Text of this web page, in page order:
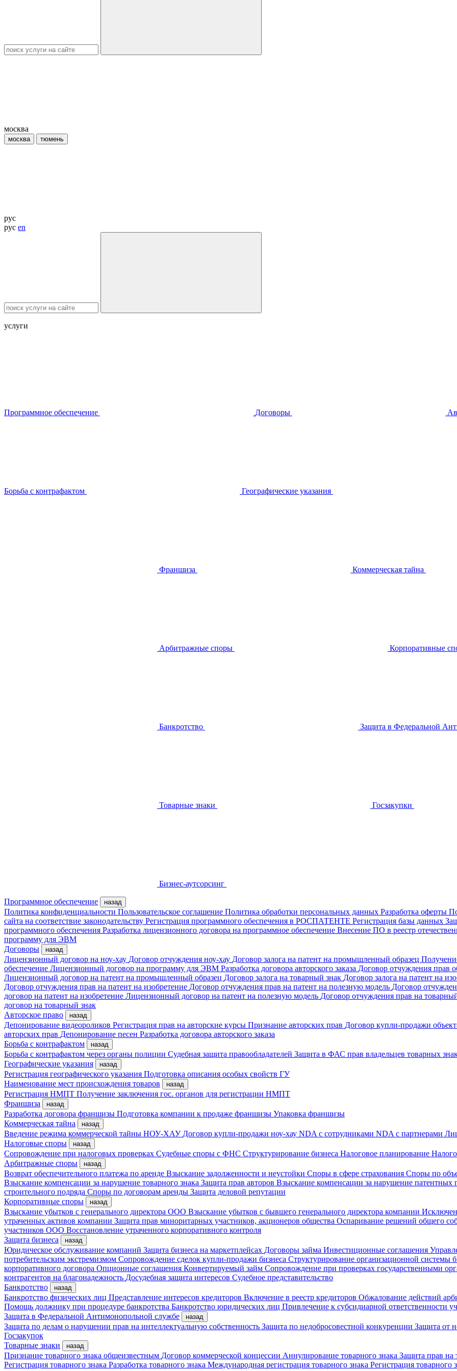
москва
москва тюмень
рус
рус en
услуги
Программное обеспечение Договоры
Борьба с контрафактом Географические указания
Франшиза Коммерческая тайна
Арбитражные споры Корпоративные
Банкротство Защита в Федеральной
Товарные знаки Госзакупки
Бизнес-аутсорсинг
Программное обеспечение назад
Политика конфиденциальности Пользовательское соглашение Политика обработки персональных данных Разработка оферты
сайта на соответствие законодательству Регистрация программного обеспечения в РОСПАТЕНТЕ Регистрация базы данных
программного обеспечения Разработка лицензионного договора на программное обеспечение Внесение ПО в реестр
программу для ЭВМ
Договоры
назад
Лицензионный договор на ноу-хау Договор отчуждения ноу-хау Договор залога на патент на промышленный образец
обеспечение Лицензионный договор на программу для ЭВМ Разработка договора авторского заказа Договор отчуждения прав
Лицензионный договор на патент на промышленный образец Договор залога на товарный знак Договор залога на патент на
Договор отчуждения прав на патент на изобретение Договор отчуждения прав на патент на полезную модель Договор
договор на патент на изобретение Лицензионный договор на патент на полезную модель Договор отчуждения прав на
договор на товарный знак
Авторское право
назад
Депонирование видеороликов Регистрация прав на авторские курсы Признание авторских прав Договор купли-продажи
авторских прав Депонирование песен Разработка договора авторского заказа
Борьба с контрафактом
назад
Борьба с контрафактом через органы полиции Судебная защита правообладателей Защита в ФАС прав владельцев товарных
Географические указания
назад
Регистрация географического указания Подготовка описания особых свойств ГУ
Наименование мест происхождения товаров
назад
Регистрация НМПТ Получение заключения гос. органов для регистрации НМПТ
Франшиза
назад
Разработка договора франшизы Подготовка компании к продаже франшизы Упаковка франшизы
Коммерческая тайна
назад
Введение режима коммерческой тайны НОУ-ХАУ Договор купли-продажи ноу-хау NDA с сотрудниками NDA с партнерами
Налоговые споры
назад
Сопровождение при налоговых проверках Судебные споры с ФНС Структурирование бизнеса Налоговое планирование
Арбитражные споры
назад
Возврат обеспечительного платежа по аренде Взыскание задолженности и неустойки Споры в сфере страхования Споры по
Взыскание компенсации за нарушение товарного знака Защита прав авторов Взыскание компенсации за нарушение патентных
строительного подряда Споры по договорам аренды Защита деловой репутации
Корпоративные споры
назад
Взыскание убытков с генерального директора ООО Взыскание убытков с бывшего генерального директора компании
утраченных активов компании Защита прав миноритарных участников, акционеров общества Оспаривание решений общего
участников ООО Восстановление утраченного корпоративного контроля
Защита бизнеса
назад
Юридическое обслуживание компаний Защита бизнеса на маркетплейсах Договоры займа Инвестиционные соглашения
потребительским экстремизмом Сопровождение сделок купли-продажи бизнеса Структурирование организационной системы
корпоративного договора Опционные соглашения Конвертируемый займ Сопровождение при проверках государственными
контрагентов на благонадежность Досудебная защита интересов Судебное представительство
Банкротство
назад
Банкротство физических лиц Представление интересов кредиторов Включение в реестр кредиторов Обжалование действий
Помощь должнику при процедуре банкротства Банкротство юридических лиц Привлечение к субсидиарной ответственности
Защита в Федеральной Антимонопольной службе
назад
Защита по делам о нарушении прав на интеллектуальную собственность Защита по недобросовестной конкуренции Защита от
Госзакупок
Товарные знаки
назад
Признание товарного знака общеизвестным Договор коммерческой концессии Аннулирование товарного знака Защита прав на
Регистрация товарного знака Разработка товарного знака Международная регистрация товарного знака Регистрация товарного